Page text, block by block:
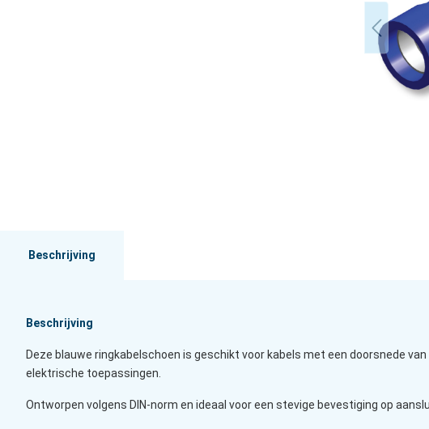
Beschrijving
Beschrijving
Deze blauwe ringkabelschoen is geschikt voor kabels met een doorsnede
elektrische toepassingen.
Ontworpen volgens DIN-norm en ideaal voor een stevige bevestiging op